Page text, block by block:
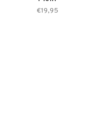
€19,95